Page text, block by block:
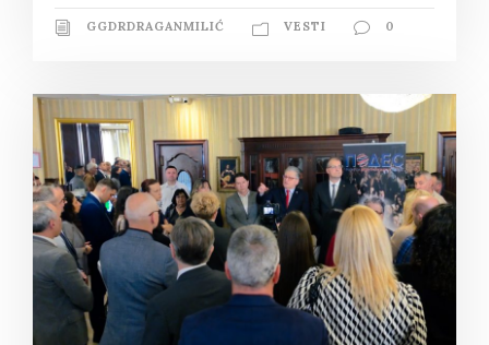
GGDRDRAGANMILIĆ VESTI 0